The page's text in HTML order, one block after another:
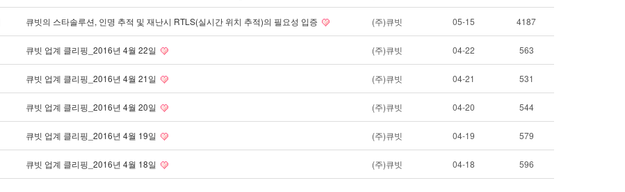
큐빗의 스타솔루션, 인명 추적 및 재난시 RTLS(실시간 위치 추적)의 필요성 입증 (주)큐빗 05-15 4187
큐빗 업계 클리핑_2016년 4월 22일 (주)큐빗 04-22 563
큐빗 업계 클리핑_2016년 4월 21일 (주)큐빗 04-21 531
큐빗 업계 클리핑_2016년 4월 20일 (주)큐빗 04-20 544
큐빗 업계 클리핑_2016년 4월 19일 (주)큐빗 04-19 579
큐빗 업계 클리핑_2016년 4월 18일 (주)큐빗 04-18 596